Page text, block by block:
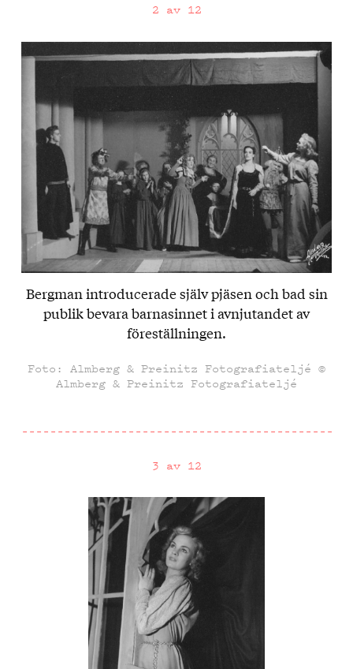
2 av 12
Bergman introducerade själv pjäsen och bad sin
publik bevara barnasinnet i avnjutandet av
föreställningen.
Foto: Almberg & Preinitz Fotografiateljé ©
Almberg & Preinitz Fotografiateljé
3 av 12